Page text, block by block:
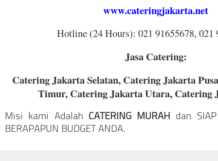
www.cateringjakarta.net
Hotline (24 Hours): 021 91655678, 021
Jasa Catering:
Catering Jakarta Selatan, Catering Jakarta
Timur, Catering Jakarta Utara, Catering
Misi kami Adalah CATERING MURAH dan SIAP
BERAPAPUN BUDGET ANDA.